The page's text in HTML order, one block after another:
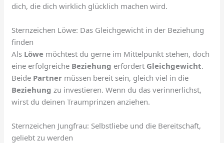
dich, die dich wirklich glücklich machen wird.
Sternzeichen Löwe: Das Gleichgewicht in der Beziehung
finden
Als Löwe möchtest du gerne im Mittelpunkt stehen, doch
eine erfolgreiche Beziehung erfordert Gleichgewicht.
Beide Partner müssen bereit sein, gleich viel in die
Beziehung zu investieren. Wenn du das verinnerlichst,
wirst du deinen Traumprinzen anziehen.
Sternzeichen Jungfrau: Selbstliebe und die Bereitschaft,
geliebt zu werden